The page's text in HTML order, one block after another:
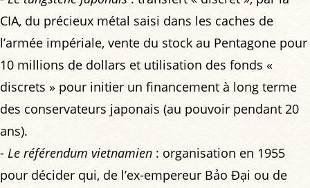
CIA, du précieux métal saisi dans les caches de
l’armée impériale, vente du stock au Pentagone pour
10 millions de dollars et utilisation des fonds «
discrets » pour initier un financement à long terme
des conservateurs japonais (au pouvoir pendant 20
ans).
- Le référendum vietnamien : organisation en 1955
pour décider qui, de l’ex-empereur Bảo Đại ou de